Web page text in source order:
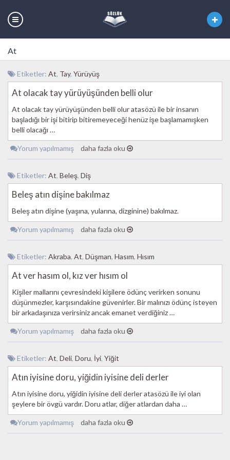
At
Etiketler: At, Tay, Yürüyüş
At olacak tay yürüyüşünden belli olur
At olacak tay yürüyüşünden belli olur atasözü ile bir insanın
başladığı bir işi bitirip bitiremeyeceği henüz işe başlamamışken
belli olacağı …
Yorum yapılmamış daha fazla oku
Etiketler: At, Beleş, Diş
Beleş atın dişine bakılmaz
Beleş atın dişine (yaşına, yularına, dizginine) bakılmaz.
Yorum yapılmamış daha fazla oku
Etiketler: Akraba, At, Düşman, Hasım, Hısım
At ver hasım ol, kız ver hısım ol
Kişiler mallarını çevresindeki kişilere ödünç verirken sonunu
düşünmezler, karşısındakine güvenirler. Bir malınızı ödünç isteyen
bir arkadaşınıza verirsiniz ancak emanet verdiğiniz …
Yorum yapılmamış daha fazla oku
Etiketler: At, Deli, Doru, İyi, Yiğit
Atın iyisine doru, yiğidin iyisine deli derler
Atın iyisine doru, yiğidin iyisine deli derler atasözü ile iyi olan
şeylere bir övgü vardır. Doru atlar, diğer atlardan daha …
Yorum yapılmamış daha fazla oku